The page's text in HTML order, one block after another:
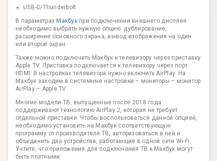
USB-C/Thunderbolt.
В параметрах Макбук при подключении внешнего дисплея
необходимо выбрать нужную опцию: дублирование,
расширение основного экрана, вывод изображения на один
или второй экран.
Также можно подключить Макбук к телевизору через приставку
Apple TV. Приставка подключается к телевизору через порт
HDMI. В настройках телевизора нужно включить AirPlay. На
Макбук заходим в системные настройки – мониторы – монитор
AirPlay – Apple TV.
Многие модели ТВ, выпущенные после 2018 года
поддерживают технологию AirPlay 2, которая не требует
отдельной приставки. Чтобы воспользоваться данной опцией,
необходимо установить на Макбук соответствующую
программу от производителя ТВ, авторизоваться в ней и
объединить два устройства, работающие в одной сети Wi-Fi.
Учтите, что приложения для подключения ТВ к Макбук могут
быть платными.